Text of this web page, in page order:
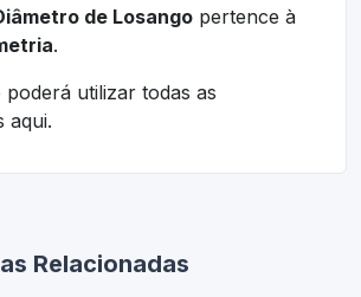
de Losango pertence à
.
utilizar todas as
aqui.
Relacionadas